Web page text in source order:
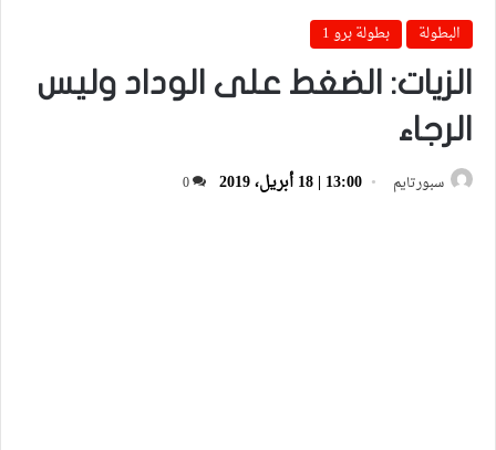
البطولة
بطولة برو 1
الزيات: الضغط على الوداد وليس
الرجاء
سبورتايم 13:00 | 18 أبريل، 2019 0